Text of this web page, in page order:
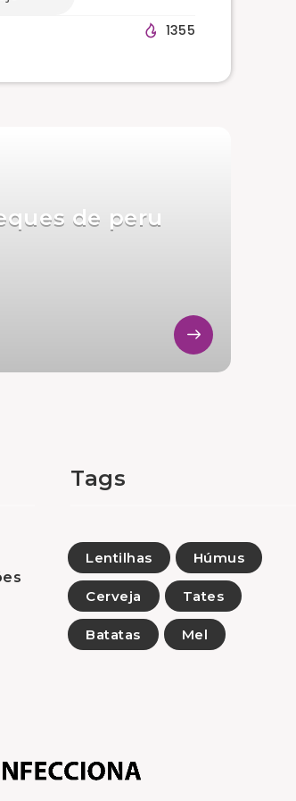
1355
de peru
Tags
Lentilhas Húmus
Cerveja Tates
Batatas Mel